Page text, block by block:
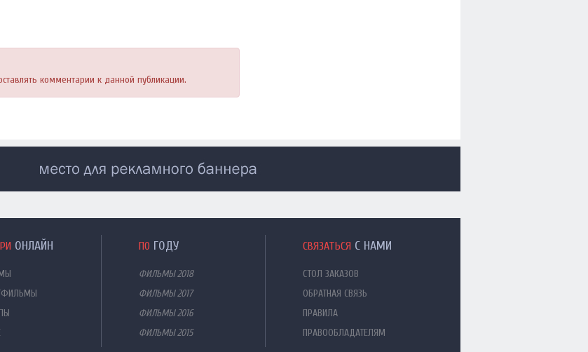
комментарии к данной публикации.
ОНЛАЙН ПО ГОДУ
ФИЛЬМЫ 2018
ФИЛЬМЫ 2017
ФИЛЬМЫ 2016
ФИЛЬМЫ 2015
СВЯЗАТЬСЯ С НАМИ
СТОЛ ЗАКАЗОВ
ОБРАТНАЯ СВЯЗЬ
ПРАВИЛА
ПРАВООБЛАДАТЕЛЯМ